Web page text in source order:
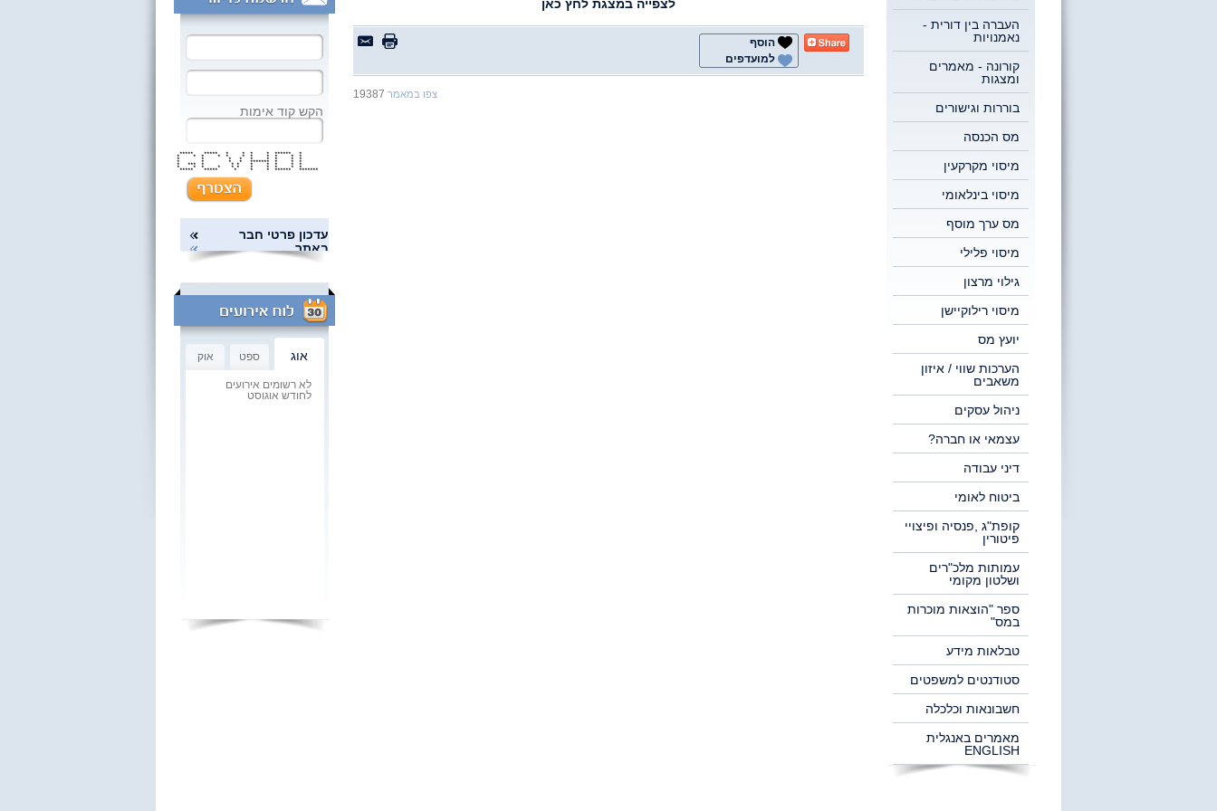
העברה בין דורית -
נאמנויות
קורונה - מאמרים
ומצגות
בוררות וגישורים
מס הכנסה
מיסוי מקרקעין
מיסוי בינלאומי
מס ערך מוסף
מיסוי פלילי
גילוי מרצון
מיסוי רילוקיישן
יועץ מס
הערכות שווי / איזון
משאבים
ניהול עסקים
עצמאי או חברה?
דיני עבודה
ביטוח לאומי
קופת"ג ,פנסיה ופיצויי
פיטורין
עמותות מלכ"רים
ושלטון מקומי
ספר "הוצאות מוכרות
במס"
טבלאות מידע
סטודנטים למשפטים
חשבונאות וכלכלה
מאמרים באנגלית
ENGLISH
לצפייה במצגת לחץ כאן
הוסף
למועדפים
צפו במאמר 19387
הקש קוד אימות
***** ***** * * * * ****** *
* * * * * * * * * * *
* * * * * * * * *
* * * * ******* * * *
* *** * * * * * * * *
* * * * * * * * * * *
***** ***** * * * ****** *******
עדכון פרטי חבר
באתר
אוג ספט אוק
לא רשומים אירועים
לחודש אוגוסט